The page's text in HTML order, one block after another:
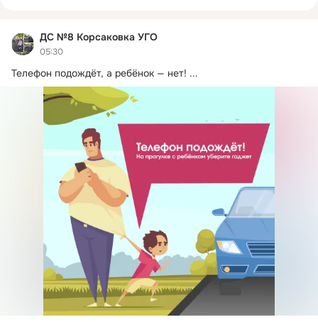
ДС №8 Корсаковка УГО
05:30
Телефон подождёт, а ребёнок — нет! ...